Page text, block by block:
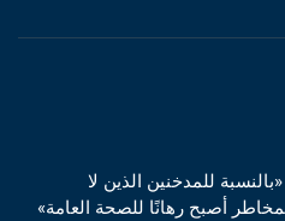
للمدخنين الذين لا
أصبح رهانًا للصحة العامة»